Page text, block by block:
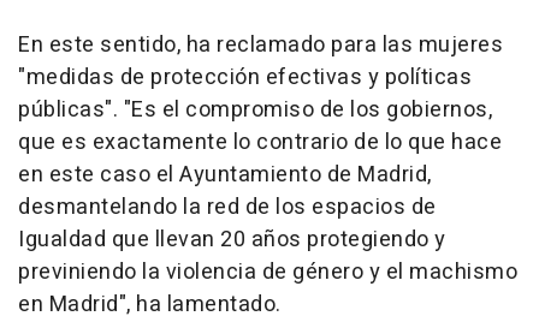
En este sentido, ha reclamado para las mujeres
"medidas de protección efectivas y políticas
públicas". "Es el compromiso de los gobiernos,
que es exactamente lo contrario de lo que hace
en este caso el Ayuntamiento de Madrid,
desmantelando la red de los espacios de
Igualdad que llevan 20 años protegiendo y
previniendo la violencia de género y el machismo
en Madrid", ha lamentado.